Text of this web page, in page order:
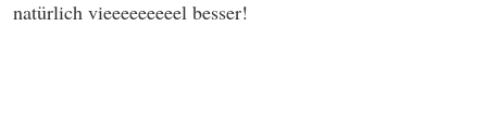
natürlich vieeeeeeeeel besser!